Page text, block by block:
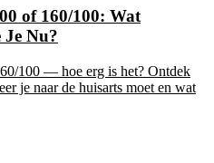
of 160/100: Wat
Je Nu?
100 — hoe erg is het? Ontdek
je naar de huisarts moet en wat